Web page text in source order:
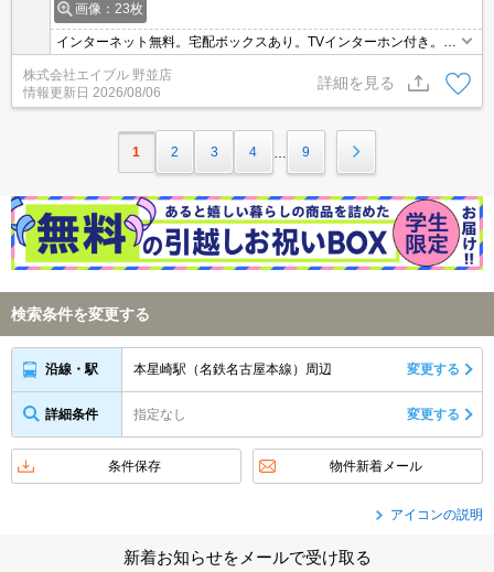
画像：23枚
インターネット無料。宅配ボックスあり。TVインターホン付き。室
内物干しあり。浴室乾燥機付。温水洗浄便座付き。ファミリーマー
トへ240m。ドラッグストアへ350m。スーパーへ750m。
株式会社エイブル 野並店
情報更新日 2026/08/06
詳細を見る
1 2 3 4 9
検索条件を変更する
沿線・駅 本星崎駅（名鉄名古屋本線）周辺 変更する
詳細条件 指定なし 変更する
条件保存 物件新着メール
アイコンの説明
新着お知らせをメールで受け取る